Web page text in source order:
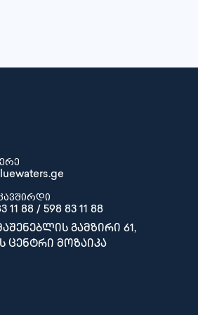
11 88 / 598 83 11 88
გამზირი 61,
ცენტრი მოზაიკა